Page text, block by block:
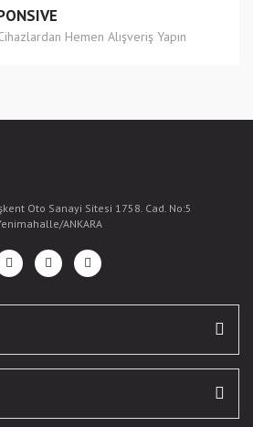
Hemen Alışveriş Yapın
Oto Sanayi Sitesi 1758. Cad. No:5
ANKARA